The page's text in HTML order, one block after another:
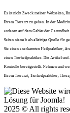
Es ist nicht Zweck meiner Webseiten,
Ihrem Tierarzt zu gehen. In der
anderen auf dem Gebiet der
Seiten niemals als alleinige Quelle für
Sie einen anerkannten Heilpraktiker,
einen Tierheilpraktiker. Die Artikel und
Kontrolle bereitgestellt. Nehmen und
Ihrem Tierarzt, Tierheilpraktiker,
2025 © All rights